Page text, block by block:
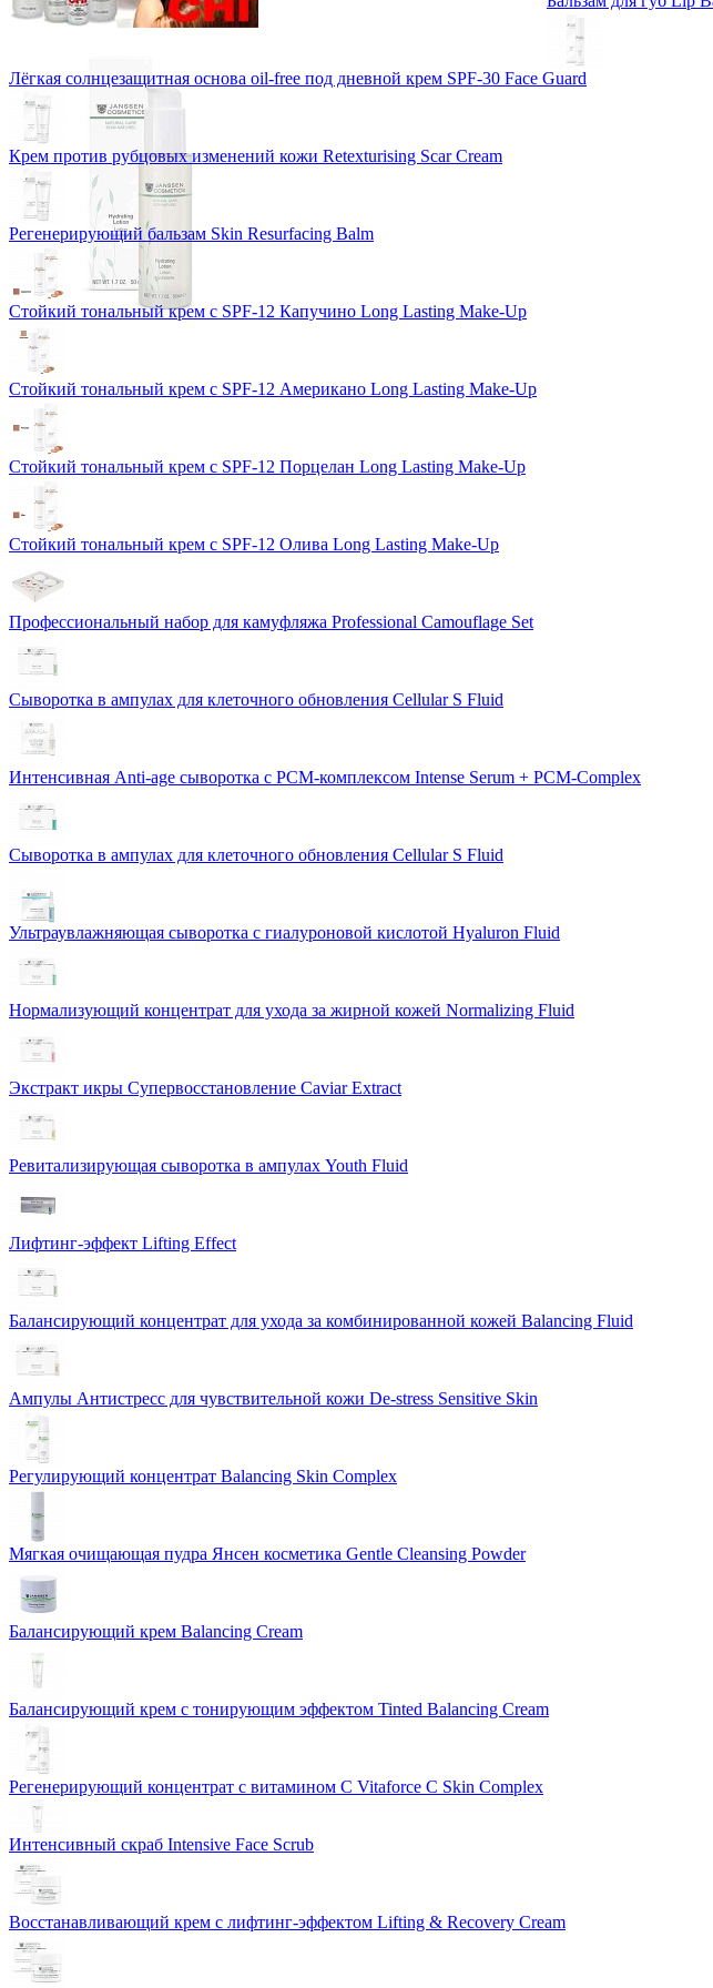
Лёгкая солнцезащитная основа oil-free под дневной крем SPF-30 Face Guard
Крем против рубцовых изменений кожи Retexturising Scar Cream
Регенерирующий бальзам Skin Resurfacing Balm
Стойкий тональный крем с SPF-12 Капучино Long Lasting Make-Up
Стойкий тональный крем с SPF-12 Американо Long Lasting Make-Up
Стойкий тональный крем с SPF-12 Порцелан Long Lasting Make-Up
Стойкий тональный крем с SPF-12 Олива Long Lasting Make-Up
Профессиональный набор для камуфляжа Professional Camouflage Set
Сыворотка в ампулах для клеточного обновления Cellular S Fluid
Интенсивная Anti-age сыворотка с PCM-комплексом Intense Serum + PCM-Complex
Сыворотка в ампулах для клеточного обновления Cellular S Fluid
Ультраувлажняющая сыворотка с гиалуроновой кислотой Hyaluron Fluid
Нормализующий концентрат для ухода за жирной кожей Normalizing Fluid
Экстракт икры Cупервосстановление Caviar Extract
Ревитализирующая сыворотка в ампулах Youth Fluid
Лифтинг-эффект Lifting Effect
Балансирующий концентрат для ухода за комбинированной кожей Balancing Fluid
Ампулы Антистресс для чувствительной кожи De-stress Sensitive Skin
Регулирующий концентрат Balancing Skin Complex
Мягкая очищающая пудра Янсен косметика Gentle Cleansing Powder
Балансирующий крем Balancing Cream
Балансирующий крем с тонирующим эффектом Tinted Balancing Cream
Регенерирующий концентрат с витамином С Vitaforce C Skin Complex
Интенсивный скраб Intensive Face Scrub
Восстанавливающий крем с лифтинг-эффектом Lifting & Recovery Cream